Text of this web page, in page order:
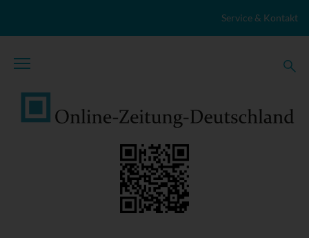
Service & Kontakt